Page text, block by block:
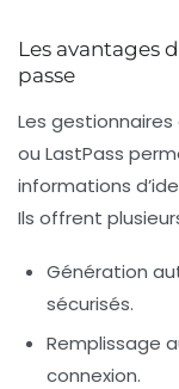
Les avantages
passe
Les
ou LastPass
informations
Ils offrent
Génération
sécurisés.
Remplissage
connexion.